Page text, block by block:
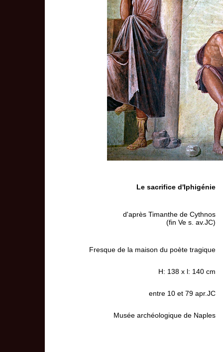
Le sacrifice d'Iphigénie
d'après Timanthe de Cythnos
(fin Ve s. av.JC)
Fresque de la maison du poète tragique
H: 138 x l: 140 cm
entre 10 et 79 apr.JC
Musée archéologique de Naples